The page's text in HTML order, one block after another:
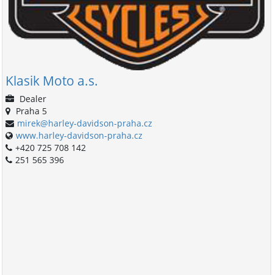
Klasik Moto a.s.
Dealer
Praha 5
mirek@harley-davidson-praha.cz
www.harley-davidson-praha.cz
+420 725 708 142
251 565 396